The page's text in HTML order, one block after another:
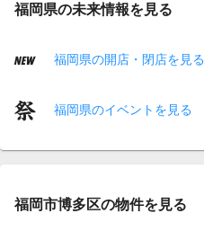
福岡県の未来情報を見る
福岡県の開店・閉店を見る
福岡県のイベントを見る
福岡市博多区の物件を見る